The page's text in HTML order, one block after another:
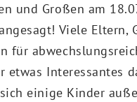
und Großen am
Viele
für
etwas Interessantes
einige Kinder